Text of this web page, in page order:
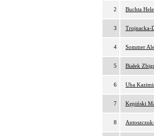
2 Buchta
3 Trojnacka-
4 Sommer
5 Białek
6 Uba
7 Kępiński
8